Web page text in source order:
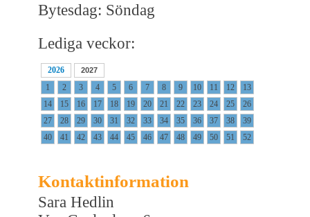
Bytesdag: Söndag
Lediga veckor:
2026 2027
1 2 3 4 5 6 7 8 9 10 11 12
13
14
15 16 17 18 19 20 21 22 23 24 25
26
27
28 29 30 31 32 33 34 35 36 37 38
39
40
41 42 43 44 45 46 47 48 49 50 51 52
Kontaktinformation
Sara Hedlin